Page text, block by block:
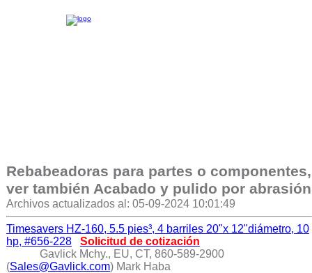
Rebabeadoras para partes o componentes,
ver también Acabado y pulido por abrasión
Archivos actualizados al: 05-09-2024 10:01:49
Timesavers HZ-160, 5.5 pies³, 4 barriles 20"x 12"diámetro, 10
hp, #656-228
Solicitud de cotización
Gavlick Mchy., EU, CT, 860-589-2900
(Sales@Gavlick.com) Mark Haba